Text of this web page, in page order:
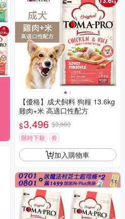
【優格】成犬飼料 狗糧 13.6kg
雞肉+米 高適口性配方
$3,496 $3,680
限時下殺
券
加入購物車